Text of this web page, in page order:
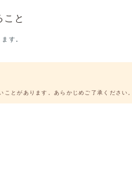
こと
す。
とがあります。あらかじめご了承ください。